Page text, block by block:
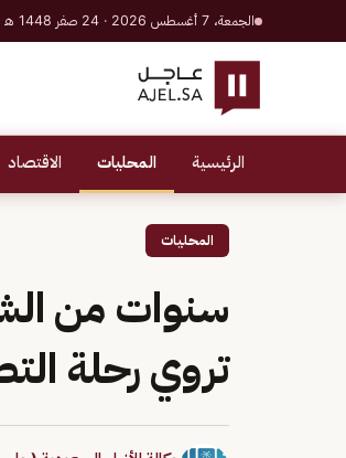
الجمعة، 7 أغسطس 2026 · 24 صفر 1448 هـ
الرئيسية المحليات الاقتصاد
المحليات
سنوات من
تروي رحلة